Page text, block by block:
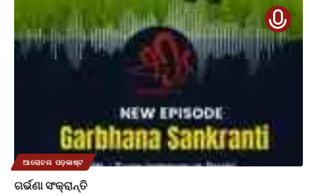
ଆଲୋଚନା ପଡ଼କାଷ୍ଟ
ଗର୍ଭଣା ସଂକ୍ରାନ୍ତି